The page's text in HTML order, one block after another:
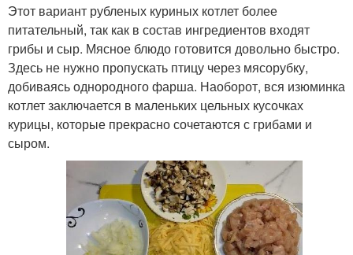
Этот вариант рубленых куриных котлет более
питательный, так как в состав ингредиентов входят
грибы и сыр. Мясное блюдо готовится довольно быстро.
Здесь не нужно пропускать птицу через мясорубку,
добиваясь однородного фарша. Наоборот, вся изюминка
котлет заключается в маленьких цельных кусочках
курицы, которые прекрасно сочетаются с грибами и
сыром.